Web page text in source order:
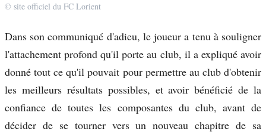
© site officiel du FC Lorient
Dans son communiqué d'adieu, le joueur a tenu à souligner
l'attachement profond qu'il porte au club, il a expliqué avoir
donné tout ce qu'il pouvait pour permettre au club d'obtenir
les meilleurs résultats possibles, et avoir bénéficié de la
confiance de toutes les composantes du club, avant de
décider de se tourner vers un nouveau chapitre de sa